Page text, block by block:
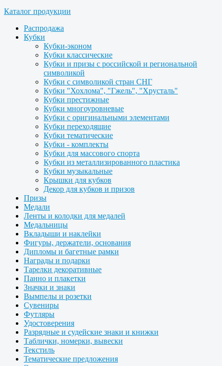
Каталог продукции
Распродажа
Кубки
Кубки-эконом
Кубки классические
Кубки и призы с российской и региональной
символикой
Кубки с символикой стран СНГ
Кубки "Хохлома", "Гжель", "Хрусталь"
Кубки престижные
Кубки многоуровневые
Кубки с оригинальными элементами
Кубки переходящие
Кубки тематические
Кубки - комплекты
Кубки для массового спорта
Кубки из металлизированного пластика
Кубки музыкальные
Крышки для кубков
Декор для кубков и призов
Призы
Медали
Ленты и колодки для медалей
Медальницы
Вкладыши и наклейки
Фигуры, держатели, основания
Дипломы и багетные рамки
Награды и подарки
Тарелки декоративные
Панно и плакетки
Значки и знаки
Вымпелы и розетки
Сувениры
Футляры
Удостоверения
Разрядные и судейские знаки и книжки
Таблички, номерки, вывески
Текстиль
Тематические предложения